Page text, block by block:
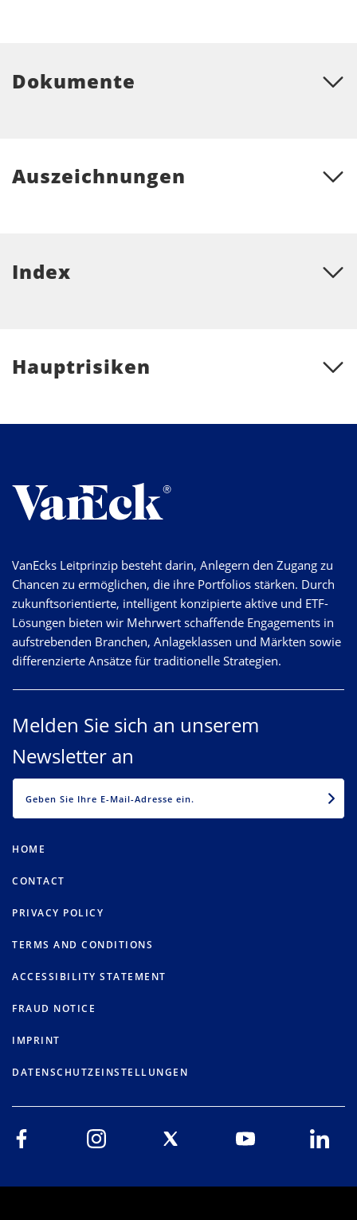
Dokumente
Auszeichnungen
Index
Hauptrisiken
VanEcks Leitprinzip besteht darin, Anlegern den Zugang zu
Chancen zu ermöglichen, die ihre Portfolios stärken. Durch
zukunftsorientierte, intelligent konzipierte aktive und ETF-
Lösungen bieten wir Mehrwert schaffende Engagements in
aufstrebenden Branchen, Anlageklassen und Märkten sowie
differenzierte Ansätze für traditionelle Strategien.
Melden Sie sich an unserem
Newsletter an
HOME
CONTACT
PRIVACY POLICY
TERMS AND CONDITIONS
ACCESSIBILITY STATEMENT
FRAUD NOTICE
IMPRINT
DATENSCHUTZEINSTELLUNGEN